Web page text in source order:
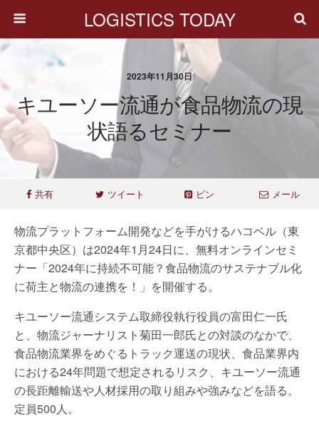
LOGISTICS TODAY
2023年11月30日
キユーソー流通が食品物流の現
状語るセミナー
共有 ツイート ピン メール
物流プラットフォーム開発などを手がけるハコベル（東
京都中央区）は2024年1月24日に、無料オンラインセミ
ナー「2024年に持続不可能？食品物流のサステナブル化
に荷主と物流の連携を！」を開催する。
キユーソー流通システム取締役執行役員の富田仁一氏
と、物流ジャーナリスト菊田一郎氏との対談のなかで、
食品物流業界をめぐるトラック運送の現状、食品業界内
における24年問題で想定されるリスク、キユーソー流通
の長距離輸送や人材採用の取り組みや強みなどを語る。
定員500人。